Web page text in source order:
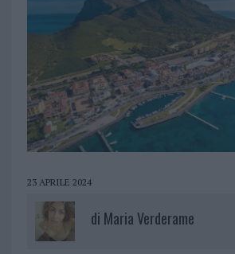
23 APRILE 2024
di Maria Verderame